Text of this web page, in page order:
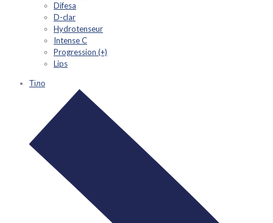
Difesa
D-clar
Hydrotenseur
Intense C
Progression (+)
Lips
Тіло